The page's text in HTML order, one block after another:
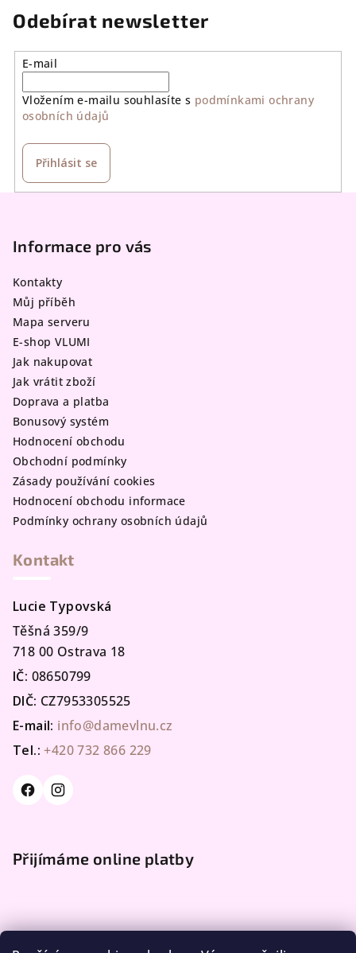
Odebírat newsletter
E-mail
Vložením e-mailu souhlasíte s podmínkami ochrany
osobních údajů
Přihlásit se
Informace pro vás
Kontakty
Můj příběh
Mapa serveru
E-shop VLUMI
Jak nakupovat
Jak vrátit zboží
Doprava a platba
Bonusový systém
Hodnocení obchodu
Obchodní podmínky
Zásady používání cookies
Hodnocení obchodu informace
Podmínky ochrany osobních údajů
Kontakt
Lucie Typovská
Těšná 359/9
718 00 Ostrava 18
IČ: 08650799
DIČ: CZ7953305525
E-mail: info@damevlnu.cz
Tel.: +420 732 866 229
Přijímáme online platby